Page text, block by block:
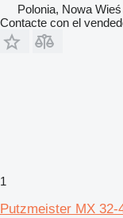
Polonia, Nowa Wieś
Contacte con el
1
Putzmeister MX 32-